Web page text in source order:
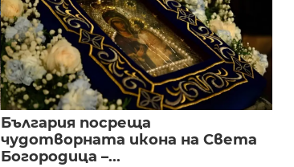
България посреща
чудотворната икона на Света
Богородица –...